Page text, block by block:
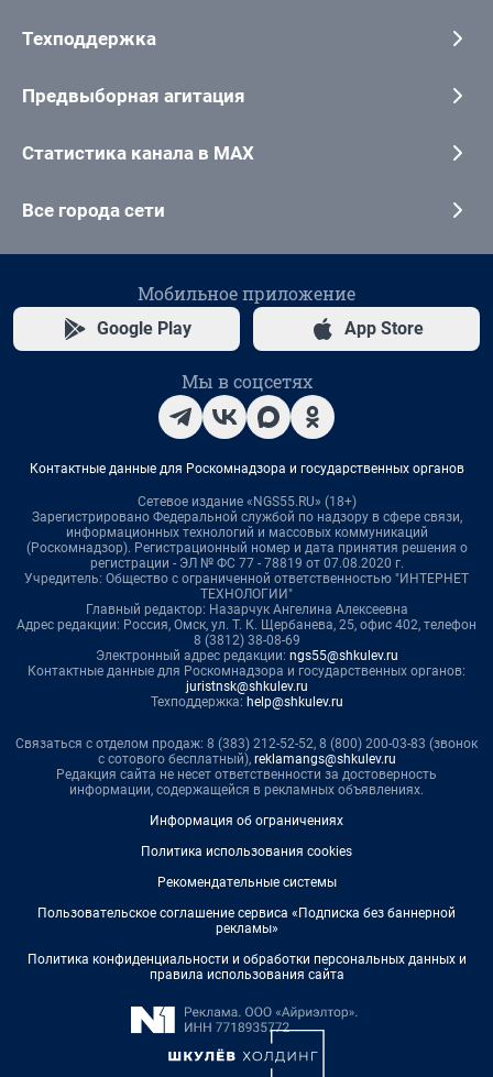
Техподдержка
Предвыборная агитация
Статистика канала в MAX
Все города сети
Мобильное приложение
Google Play App Store
Мы в соцсетях
Контактные данные для Роскомнадзора и государственных органов
Сетевое издание «NGS55.RU» (18+)
Зарегистрировано Федеральной службой по надзору в сфере связи,
информационных технологий и массовых коммуникаций
(Роскомнадзор). Регистрационный номер и дата принятия решения о
регистрации - ЭЛ № ФС 77 - 78819 от 07.08.2020 г.
Учредитель: Общество с ограниченной ответственностью "ИНТЕРНЕТ
ТЕХНОЛОГИИ"
Главный редактор: Назарчук Ангелина Алексеевна
Адрес редакции: Россия, Омск, ул. Т. К. Щербанева, 25, офис 402, телефон
8 (3812) 38-08-69
Электронный адрес редакции: ngs55@shkulev.ru
Контактные данные для Роскомнадзора и государственных органов:
juristnsk@shkulev.ru
Техподдержка: help@shkulev.ru
Связаться с отделом продаж: 8 (383) 212-52-52, 8 (800) 200-03-83 (звонок
с сотового бесплатный), reklamangs@shkulev.ru
Редакция сайта не несет ответственности за достоверность
информации, содержащейся в рекламных объявлениях.
Информация об ограничениях
Политика использования cookies
Рекомендательные системы
Пользовательское соглашение сервиса «Подписка без баннерной
рекламы»
Политика конфиденциальности и обработки персональных данных и
правила использования сайта